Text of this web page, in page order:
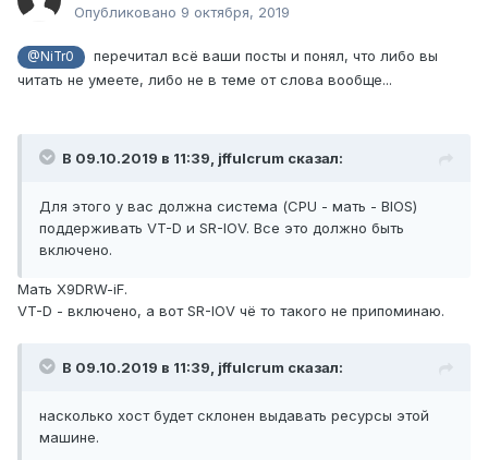
Опубликовано 9 октября, 2019
@NiTr0
перечитал всё ваши посты и понял, что либо вы
читать не умеете, либо не в теме от слова вообще...
В 09.10.2019 в 11:39, jffulcrum сказал:
Для этого у вас должна система (CPU - мать - BIOS)
поддерживать VT-D и SR-IOV. Все это должно быть
включено.
Мать X9DRW-iF.
VT-D - включено, а вот SR-IOV чё то такого не припоминаю.
В 09.10.2019 в 11:39, jffulcrum сказал:
насколько хост будет склонен выдавать ресурсы этой
машине.